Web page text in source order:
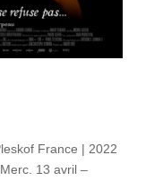
France | 2022
13 avril –